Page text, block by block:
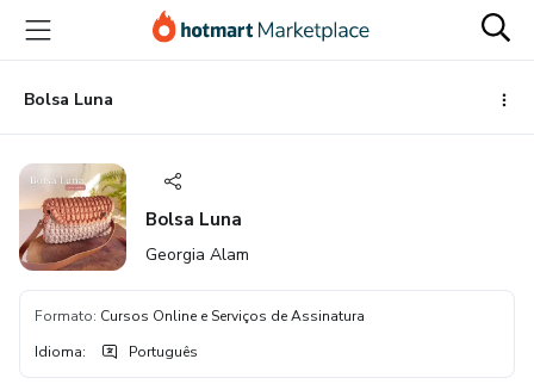
para
conteúdo
principal
para
pagamento
para
rodapé
Bolsa Luna
Bolsa Luna
Georgia Alam
Formato: Cursos Online e Serviços de Assinatura
Idioma: Português